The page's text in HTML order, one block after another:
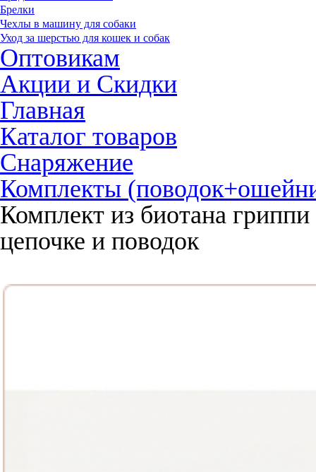
Брелки
Чехлы в машину для собаки
Уход за шерстью для кошек и собак
Оптовикам
Акции и Скидки
Главная
Каталог товаров
Снаряжение
Комплекты
Комплект из биотана
цепочке и поводок